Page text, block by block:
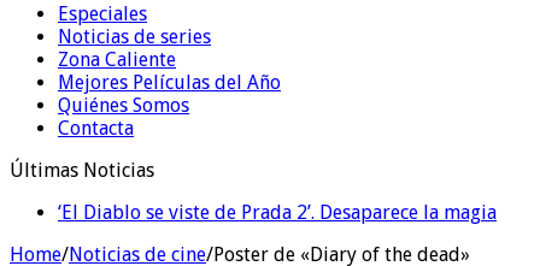
Especiales
Noticias de series
Zona Caliente
Mejores Películas del Año
Quiénes Somos
Contacta
Últimas Noticias
‘El Diablo se viste de Prada 2’. Desaparece la magia
Home/Noticias de cine/Poster de «Diary of the dead»